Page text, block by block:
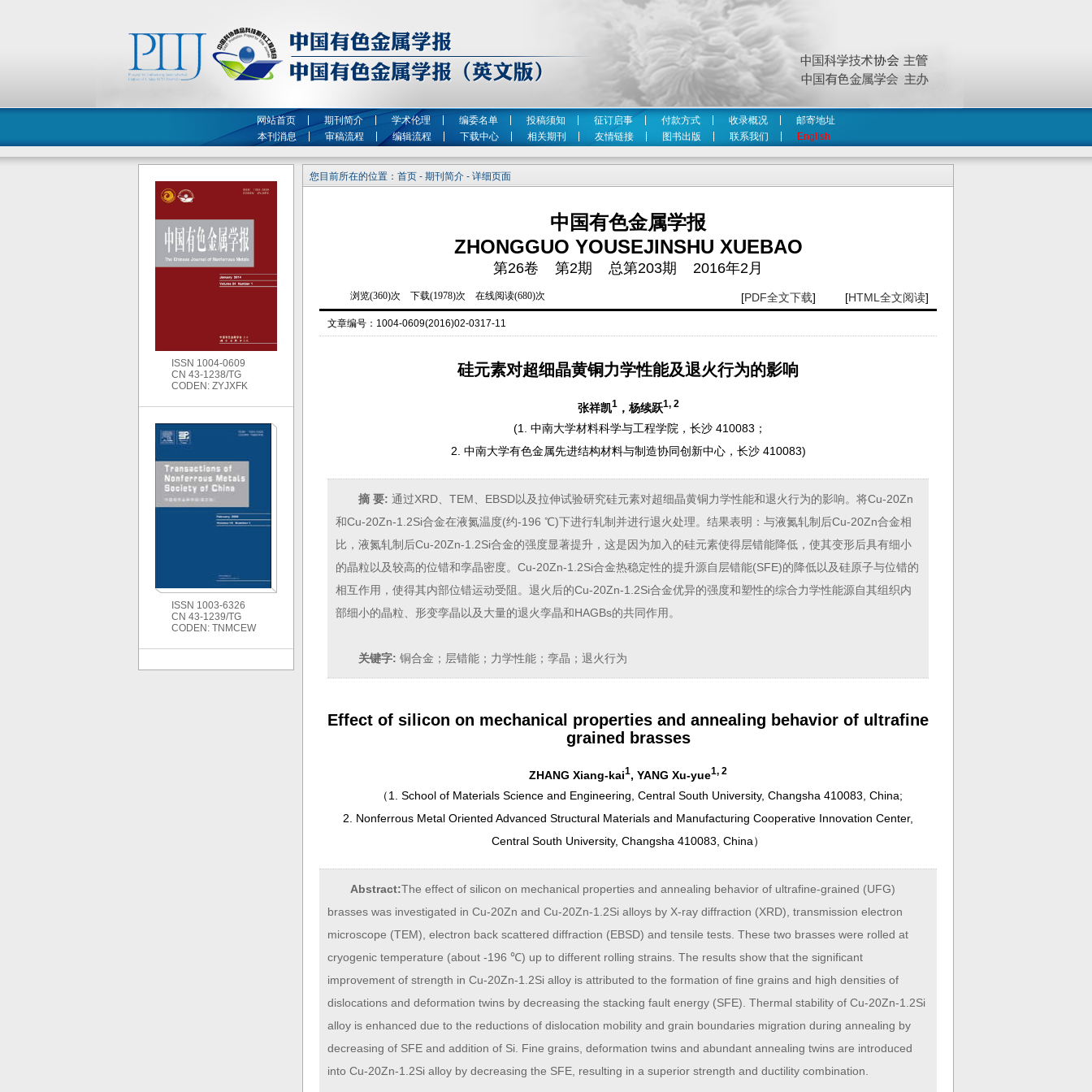
网站首页 期刊简介 学术伦理 编委名单 投稿须知 征订启事 付款方式 收录概况
邮寄地址
本刊消息
审稿流程 编辑流程 下载中心 相关期刊 友情链接 图书出版 联系我们 English
您目前所在的位置：首页 - 期刊简介 - 详细页面
中国有色金属学报
ZHONGGUO YOUSEJINSHU XUEBAO
第26卷 第2期 总第203期 2016年2月
[PDF全文下载] [HTML全文阅读]
文章编号： 1004-0609(2016)02-0317-11
硅元素对超细晶黄铜力学性能及退火行为的影响
张祥凯1，杨续跃1, 2
(1. 中南大学材料科学与工程学院，长沙 410083；
2. 中南大学有色金属先进结构材料与制造协同创新中心，长沙 410083)
摘 要: 通过XRD、TEM、EBSD以及拉伸试验研究硅元素对超细晶黄铜力学性能和退火行为的影响。将Cu-20Zn
和Cu-20Zn-1.2Si合金在液氮温度(约-196 ℃)下进行轧制并进行退火处理。结果表明：与液氮轧制后Cu-20Zn合金相
比，液氮轧制后Cu-20Zn-1.2Si合金的强度显著提升，这是因为加入的硅元素使得层错能降低，使其变形后具有细小
的晶粒以及较高的位错和孪晶密度。Cu-20Zn-1.2Si合金热稳定性的提升源自层错能(SFE)的降低以及硅原子与位错的
相互作用，使得其内部位错运动受阻。退火后的Cu-20Zn-1.2Si合金优异的强度和塑性的综合力学性能源自其组织内
部细小的晶粒、形变孪晶以及大量的退火孪晶和HAGBs的共同作用。
关键字: 铜合金；层错能；力学性能；孪晶；退火行为
Effect of silicon on mechanical properties and annealing behavior of ultrafine
grained brasses
ZHANG Xiang-kai1, YANG Xu-yue1, 2
（1. School of Materials Science and Engineering, Central South University, Changsha 410083, China;
2. Nonferrous Metal Oriented Advanced Structural Materials and Manufacturing Cooperative Innovation Center,
Central South University, Changsha 410083, China）
Abstract:The effect of silicon on mechanical properties and annealing behavior of ultrafine-grained (UFG)
brasses was investigated in Cu-20Zn and Cu-20Zn-1.2Si alloys by X-ray diffraction (XRD), transmission electron
microscope (TEM), electron back scattered diffraction (EBSD) and tensile tests. These two brasses were rolled at
cryogenic temperature (about -196 ℃) up to different rolling strains. The results show that the significant
improvement of strength in Cu-20Zn-1.2Si alloy is attributed to the formation of fine grains and high densities of
dislocations and deformation twins by decreasing the stacking fault energy (SFE). Thermal stability of Cu-20Zn-1.2Si
alloy is enhanced due to the reductions of dislocation mobility and grain boundaries migration during annealing by
decreasing of SFE and addition of Si. Fine grains, deformation twins and abundant annealing twins are introduced
into Cu-20Zn-1.2Si alloy by decreasing the SFE, resulting in a superior strength and ductility combination.
ISSN 1004-0609
CN 43-1238/TG
CODEN: ZYJXFK
ISSN 1003-6326
CN 43-1239/TG
CODEN: TNMCEW